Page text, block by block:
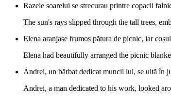
Razele soarelui se strecurau printre copacii
The sun's rays slipped through the tall trees,
Elena aranjase frumos pătura de picnic, iar
Elena had beautifully arranged the picnic
Andrei, un bărbat dedicat muncii lui, se uită în
Andrei, a man dedicated to his work, looked